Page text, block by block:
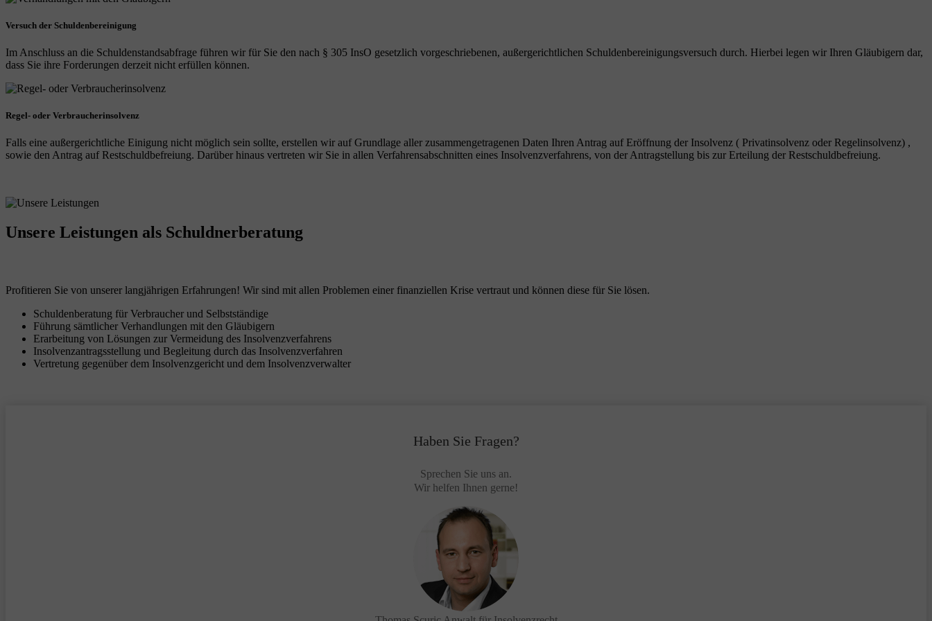
Versuch der Schuldenbereinigung
Im Anschluss an die Schuldenstandsabfrage führen wir für Sie den nach § 305 InsO gesetzlich vorgeschriebenen, außergerichtlichen Schuldenbereinigungsversuch durch. Hierbei legen wir Ihren Gläubigern dar,
dass Sie ihre Forderungen derzeit nicht erfüllen können.
Regel- oder Verbraucherinsolvenz
Falls eine außergerichtliche Einigung nicht möglich sein sollte, erstellen wir auf Grundlage aller zusammengetragenen Daten Ihren Antrag auf Eröffnung der Insolvenz ( Privatinsolvenz oder Regelinsolvenz) ,
sowie den Antrag auf Restschuldbefreiung. Darüber hinaus vertreten wir Sie in allen Verfahrensabschnitten eines Insolvenzverfahrens, von der Antragstellung bis zur Erteilung der Restschuldbefreiung.
Unsere Leistungen als Schuldnerberatung
Profitieren Sie von unserer langjährigen Erfahrungen! Wir sind mit allen Problemen einer finanziellen Krise vertraut und können diese für Sie lösen.
Schuldenberatung für Verbraucher und Selbstständige
Führung sämtlicher Verhandlungen mit den Gläubigern
Erarbeitung von Lösungen zur Vermeidung des Insolvenzverfahrens
Insolvenzantragsstellung und Begleitung durch das Insolvenzverfahren
Vertretung gegenüber dem Insolvenzgericht und dem Insolvenzverwalter
Haben Sie Fragen?
Sprechen Sie uns an.
Wir helfen Ihnen gerne!